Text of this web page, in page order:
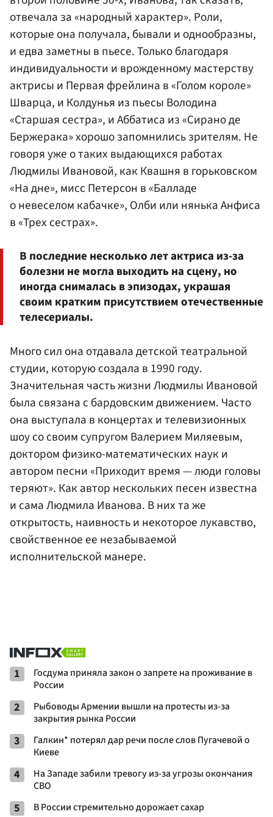
отвечала за «народный характер». Роли,
которые она получала, бывали и однообразны,
и едва заметны в пьесе. Только благодаря
индивидуальности и врожденному мастерству
актрисы и Первая фрейлина в «Голом короле»
Шварца, и Колдунья из пьесы Володина
«Старшая сестра», и Аббатиса из «Сирано де
Бержерака» хорошо запомнились зрителям. Не
говоря уже о таких выдающихся работах
Людмилы Ивановой, как Квашня в горьковском
«На дне», мисс Петерсон в «Балладе
о невеселом кабачке», Олби или нянька Анфиса
в «Трех сестрах».
В последние несколько лет актриса из-за
болезни не могла выходить на сцену, но
иногда снималась в эпизодах, украшая
своим кратким присутствием отечественные
телесериалы.
Много сил она отдавала детской театральной
студии, которую создала в 1990 году.
Значительная часть жизни Людмилы Ивановой
была связана с бардовским движением. Часто
она выступала в концертах и телевизионных
шоу со своим супругом Валерием Миляевым,
доктором физико-математических наук и
автором песни «Приходит время — люди головы
теряют». Как автор нескольких песен известна
и сама Людмила Иванова. В них та же
открытость, наивность и некоторое лукавство,
свойственное ее незабываемой
исполнительской манере.
1
Госдума приняла закон о запрете на проживание в
России
2
Рыбоводы Армении вышли на протесты из-за
закрытия рынка России
3
Галкин* потерял дар речи после слов Пугачевой о
Киеве
4
На Западе забили тревогу из-за угрозы окончания
СВО
5 В России стремительно дорожает сахар